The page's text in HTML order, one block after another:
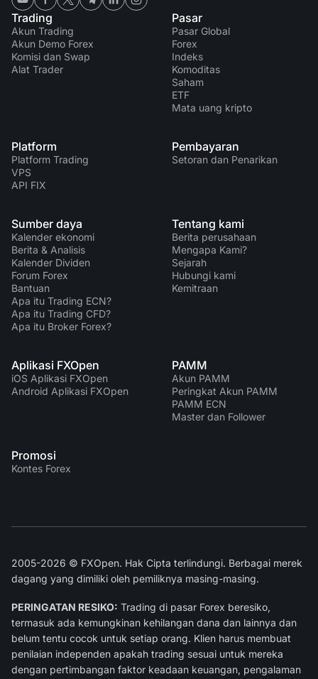
Trading
Akun Trading
Akun Demo Forex
Komisi dan Swap
Alat Trader
Pasar
Pasar Global
Forex
Indeks
Komoditas
Saham
ETF
Mata uang kripto
Platform
Platform Trading
VPS
API FIX
Pembayaran
Setoran dan Penarikan
Sumber daya
Kalender ekonomi
Berita & Analisis
Kalender Dividen
Forum Forex
Bantuan
Apa itu Trading ECN?
Apa itu Trading CFD?
Apa itu Broker Forex?
Tentang kami
Berita perusahaan
Mengapa Kami?
Sejarah
Hubungi kami
Kemitraan
Aplikasi FXOpen
iOS Aplikasi FXOpen
Android Aplikasi FXOpen
PAMM
Akun PAMM
Peringkat Akun PAMM
PAMM ECN
Master dan Follower
Promosi
Kontes Forex
2005-2026 © FXOpen. Hak Cipta terlindungi. Berbagai merek
dagang yang dimiliki oleh pemiliknya masing-masing.
PERINGATAN RESIKO: Trading di pasar Forex beresiko,
termasuk ada kemungkinan kehilangan dana dan lainnya dan
belum tentu cocok untuk setiap orang. Klien harus membuat
penilaian independen apakah trading sesuai untuk mereka
dengan pertimbangan faktor keadaan keuangan, pengalaman